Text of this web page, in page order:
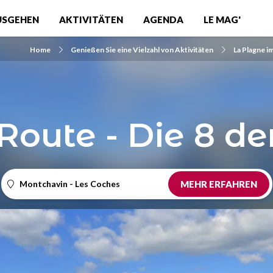
AKTIVITÄTEN AGENDA LE MAG'
Home Genießen Sie eine Vielzahl von Aktivitäten La Plagne
- Die 8
Montchavin - Les Coches MEHR ERFAHREN